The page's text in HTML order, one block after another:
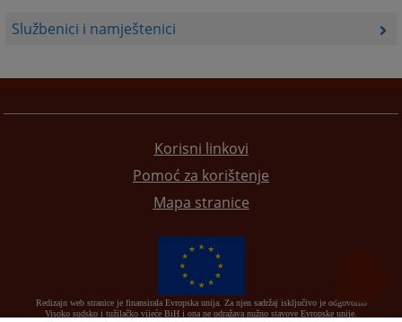
Službenici i namještenici
Korisni linkovi
Pomoć za korištenje
Mapa stranice
Redizajn web stranice je finansirala Evropska unija. Za njen sadržaj isključivo je odgovorno
Visoko sudsko i tužilačko vijeće BiH i ona ne odražava nužno stavove Evropske unije.